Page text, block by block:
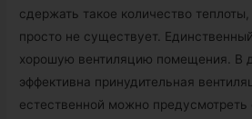
сдержать такое количество
просто не существует.
хорошую вентиляцию помещения. В
эффективна принудительная
естественной можно предусмотреть